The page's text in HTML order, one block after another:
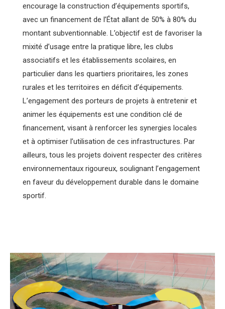
encourage la construction d’équipements sportifs,
avec un financement de l’État allant de 50% à 80% du
montant subventionnable. L’objectif est de favoriser la
mixité d’usage entre la pratique libre, les clubs
associatifs et les établissements scolaires, en
particulier dans les quartiers prioritaires, les zones
rurales et les territoires en déficit d’équipements.
L’engagement des porteurs de projets à entretenir et
animer les équipements est une condition clé de
financement, visant à renforcer les synergies locales
et à optimiser l’utilisation de ces infrastructures. Par
ailleurs, tous les projets doivent respecter des critères
environnementaux rigoureux, soulignant l’engagement
en faveur du développement durable dans le domaine
sportif.